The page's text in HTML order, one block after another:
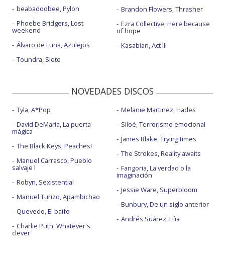
beabadoobee, Pylon
Phoebe Bridgers, Lost
weekend
Álvaro de Luna, Azulejos
Toundra, Siete
Brandon Flowers, Thrasher
Ezra Collective, Here because
of hope
Kasabian, Act III
NOVEDADES DISCOS
Tyla, A*Pop
David DeMaría, La puerta
mágica
The Black Keys, Peaches!
Manuel Carrasco, Pueblo
salvaje I
Robyn, Sexistential
Manuel Turizo, Apambichao
Quevedo, El baifo
Charlie Puth, Whatever's
clever
Melanie Martinez, Hades
Siloé, Terrorismo emocional
James Blake, Trying times
The Strokes, Reality awaits
Fangoria, La verdad o la
imaginación
Jessie Ware, Superbloom
Bunbury, De un siglo anterior
Andrés Suárez, Lúa